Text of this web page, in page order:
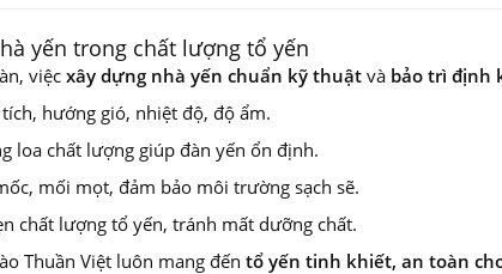
yến trong chất lượng tổ yến
việc xây dựng nhà yến chuẩn kỹ thuậtvà bảo trì định
hướng gió, nhiệt độ, độ ẩm.
loa chất lượng giúp đàn yến ổn định.
mối mọt, đảm bảo môi trường sạch sẽ.
chất lượng tổ yến, tránh mất dưỡng chất.
Thuần Việt luôn mang đến tổ yến tinh khiết, an toàn